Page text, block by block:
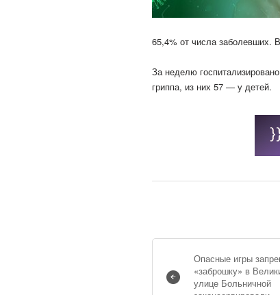
65,4% от числа заболевших.
За неделю
гриппа, из них 57 — у детей.
Опасные игры
«заброшку» в
улице Больничной